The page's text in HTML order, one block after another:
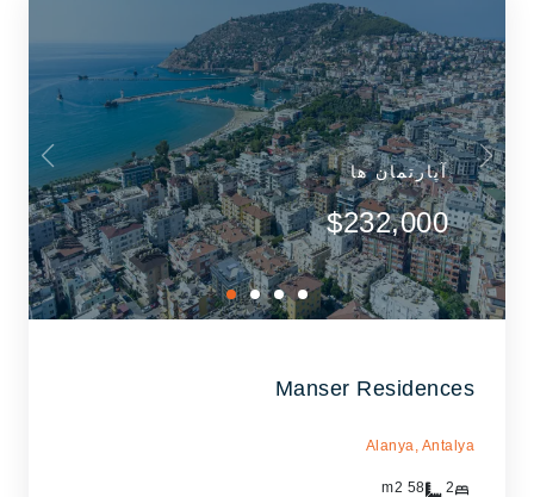
آپارتمان ها
$232,000
Manser Residences
Alanya, Antalya
2
58